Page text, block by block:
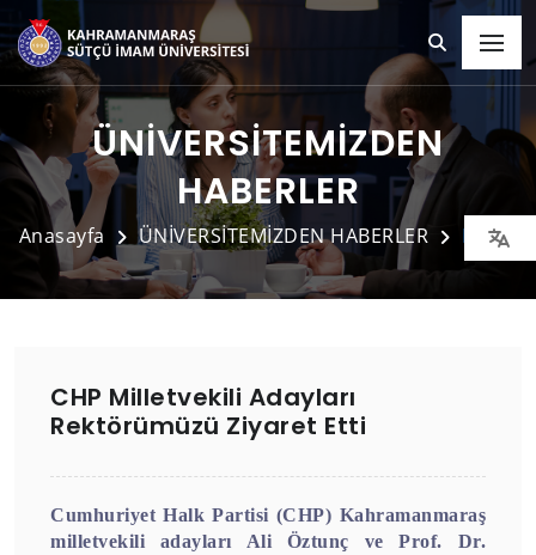
ÜNİVERSİTEMİZDEN
HABERLER
Anasayfa ÜNİVERSİTEMİZDEN HABERLER Detay
CHP Milletvekili Adayları
Rektörümüzü Ziyaret Etti
Cumhuriyet Halk Partisi (CHP) Kahramanmaraş
milletvekili adayları Ali Öztunç ve Prof. Dr.